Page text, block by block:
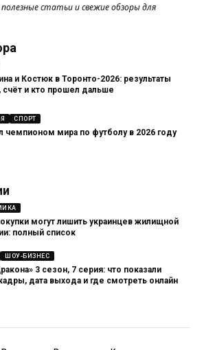
статьи и свежие обзоры для
и Костюк в Торонто-2026: результаты
счёт и кто прошел дальше
СПОРТ
чемпионом мира по футболу в 2026 году
могут лишить украинцев жилищной
полный список
ШОУ-БИЗНЕС
3 сезон, 7 серия: что показали
дата выхода и где смотреть онлайн